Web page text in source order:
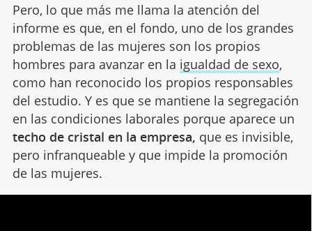
Pero, lo que más me llama la atención del
informe es que, en el fondo, uno de los grandes
problemas de las mujeres son los propios
hombres para avanzar en la igualdad de sexo,
como han reconocido los propios responsables
del estudio. Y es que se mantiene la segregación
en las condiciones laborales porque aparece un
techo de cristal en la empresa, que es invisible,
pero infranqueable y que impide la promoción
de las mujeres.